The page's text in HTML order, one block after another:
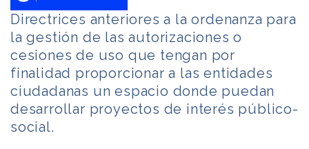
Directrices anteriores a la ordenanza para
la gestión de las autorizaciones o
cesiones de uso que tengan por
finalidad proporcionar a las entidades
ciudadanas un espacio donde puedan
desarrollar proyectos de interés público-
social.